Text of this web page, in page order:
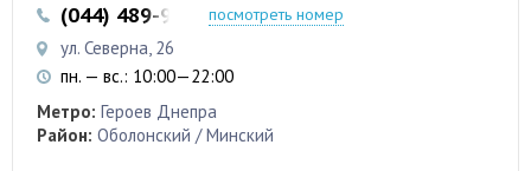
(044) 489-96-33 (097) 480-70-29
посмотреть номер
ул. Северна, 26
пн. — вс.: 10:00—22:00
Метро: Героев Днепра
Район: Оболонский / Минский